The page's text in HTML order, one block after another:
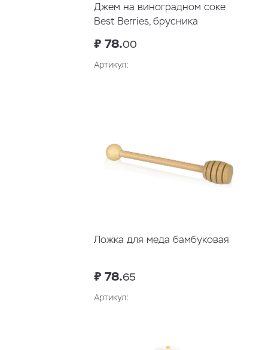
Джем на виноградном соке
Best Berries, брусника
₽ 78.00
Артикул:
Ложка для меда бамбуковая
₽ 78.65
Артикул: